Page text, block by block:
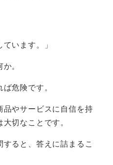
ています。」
。
危険です。
品やサービスに自信を持
切なことです。
すると、答えに詰まるこ